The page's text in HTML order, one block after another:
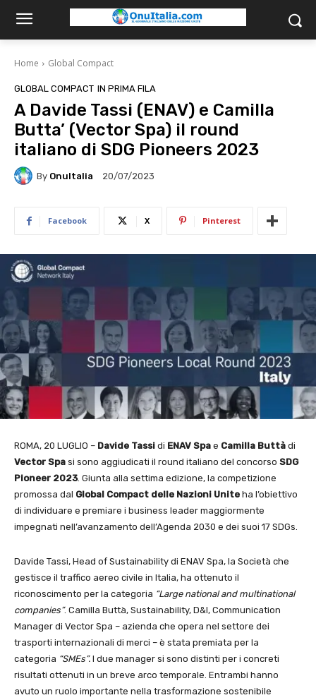
Home Global Compact
GLOBAL COMPACT IN PRIMA FILA
A Davide Tassi (ENAV) e Camilla
Butta’ (Vector Spa) il round
italiano di SDG Pioneers 2023
By OnuItalia 20/07/2023
Facebook X Pinterest
ROMA, 20 LUGLIO – Davide Tassi di ENAV Spa e Camilla Buttà di
Vector Spa si sono aggiudicati il round italiano del concorso SDG
Pioneer 2023. Giunta alla settima edizione, la competizione
promossa dal Global Compact delle Nazioni Unite ha l’obiettivo
di individuare e premiare i business leader maggiormente
impegnati nell’avanzamento dell’Agenda 2030 e dei suoi 17 SDGs.
Davide Tassi, Head of Sustainability di ENAV Spa, la Società che
gestisce il traffico aereo civile in Italia, ha ottenuto il
riconoscimento per la categoria “Large national and multinational
companies”. Camilla Buttà, Sustainability, D&I, Communication
Manager di Vector Spa – azienda che opera nel settore dei
trasporti internazionali di merci – è stata premiata per la
categoria “SMEs”. I due manager si sono distinti per i concreti
risultati ottenuti in un breve arco temporale. Entrambi hanno
avuto un ruolo importante nella trasformazione sostenibile